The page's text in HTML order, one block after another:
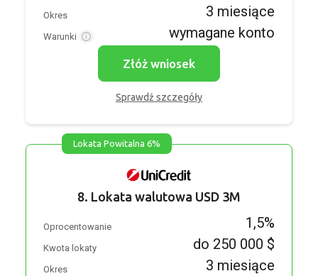
Okres 3 miesiące
Warunki wymagane konto
Złóż wniosek
Sprawdź szczegóły
Lokata Powitalna 6%
8. Lokata walutowa USD 3M
Oprocentowanie 1,5%
Kwota lokaty do 250 000 $
Okres 3 miesiące